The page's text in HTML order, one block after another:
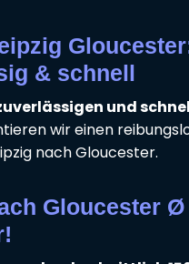
& schnell
und
wir einen
nach Gloucester.
Gloucester Ø